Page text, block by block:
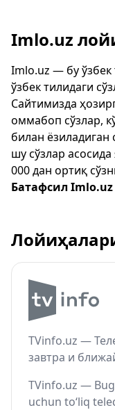
Imlo.uz
Imlo.uz — бу ўзбек
ўзбек тилидаги
Сайтимизда
оммабоп сўзлар,
билан
шу сўзлар
000 дан ортиқ
Батафсил
TVinfo.uz —
завтра и
TVinfo.uz —
uchun to‘liq